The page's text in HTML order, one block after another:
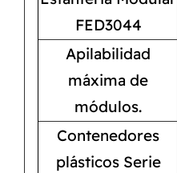
FED3044
Apilabilidad
máxima de
módulos.
Contenedores
plásticos Serie